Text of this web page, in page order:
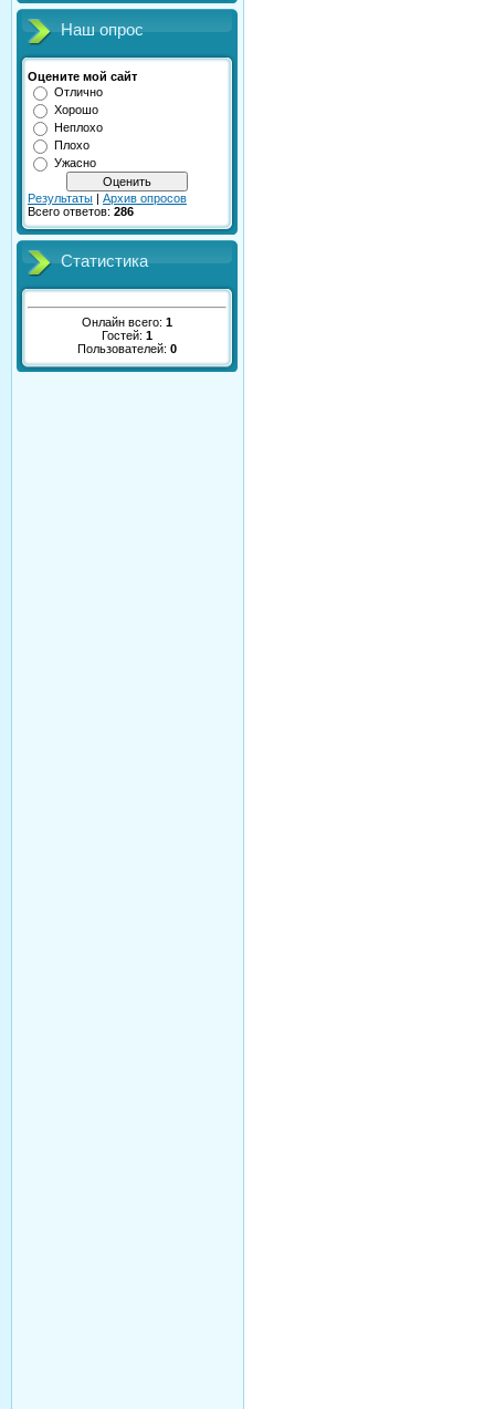
Наш опрос
Оцените мой сайт
Отлично
Хорошо
Неплохо
Плохо
Ужасно
Результаты | Архив опросов
Всего ответов: 286
Статистика
Онлайн всего: 1
Гостей: 1
Пользователей: 0